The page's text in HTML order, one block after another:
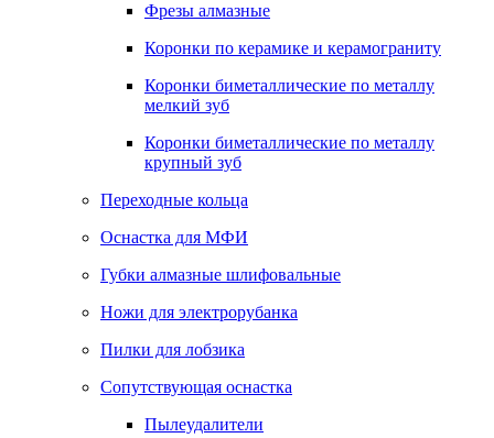
Фрезы алмазные
Коронки по керамике и керамограниту
Коронки биметаллические по металлу
мелкий зуб
Коронки биметаллические по металлу
крупный зуб
Переходные кольца
Оснастка для МФИ
Губки алмазные шлифовальные
Ножи для электрорубанка
Пилки для лобзика
Сопутствующая оснастка
Пылеудалители